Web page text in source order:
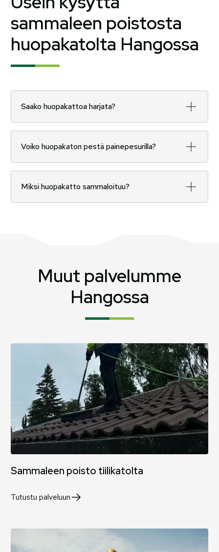
sammaleen poistosta
huopakatolta Hangossa
Saako huopakattoa harjata?
käyttöikää. Sammal ja lika kannattaa poistaa
pehmeämmin menetelmin, esimerkiksi käsin tai
Voiko huopakaton pestä painepesurilla?
huopapintaa ja irrottaa sen suojakiveystä, mikä lisää
vuotoriskiä. Turvallisempaa on poistaa sammal ja lika
Miksi huopakatto sammaloituu?
Muut palvelumme
Hangossa
Sammaleen poisto tiilikatolta
Tutustu palveluun